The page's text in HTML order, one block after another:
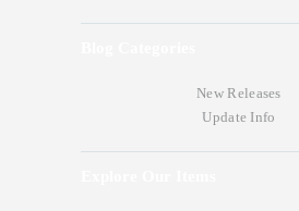
New Releases
Update Info